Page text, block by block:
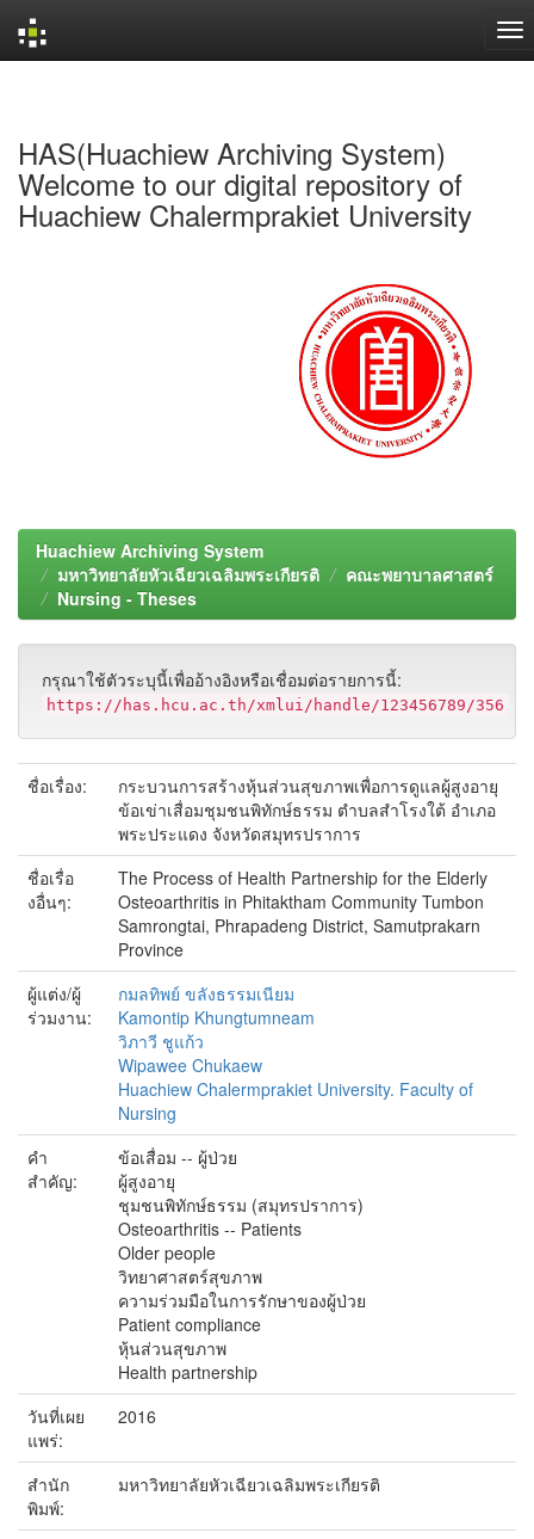
HAS(Huachiew Archiving System)
Welcome to our digital repository of
Huachiew Chalermprakiet University
Huachiew Archiving System
มหาวิทยาลัยหัวเฉียวเฉลิมพระเกียรติ
คณะพยาบาลศาสตร์
Nursing - Theses
กรุณาใช้ตัวระบุนี้เพื่ออ้างอิงหรือเชื่อมต่อรายการนี้:
https://has.hcu.ac.th/xmlui/handle/123456789/356
ชื่อเรื่อง:
กระบวนการสร้างหุ้นส่วนสุขภาพเพื่อการดูแลผู้สูงอายุ
ข้อเข่าเสื่อมชุมชนพิทักษ์ธรรม ตำบลสำโรงใต้ อำเภอ
พระประแดง จังหวัดสมุทรปราการ
ชื่อเรื่อ
งอื่นๆ:
The Process of Health Partnership for the Elderly
Osteoarthritis in Phitaktham Community Tumbon
Samrongtai, Phrapadeng District, Samutprakarn
Province
ผู้แต่ง/ผู้
ร่วมงาน:
กมลทิพย์ ขลังธรรมเนียม
Kamontip Khungtumneam
วิภาวี ชูแก้ว
Wipawee Chukaew
Huachiew Chalermprakiet University. Faculty of
Nursing
คำ
สำคัญ:
ข้อเสื่อม -- ผู้ป่วย
ผู้สูงอายุ
ชุมชนพิทักษ์ธรรม (สมุทรปราการ)
Osteoarthritis -- Patients
Older people
วิทยาศาสตร์สุขภาพ
ความร่วมมือในการรักษาของผู้ป่วย
Patient compliance
หุ้นส่วนสุขภาพ
Health partnership
วันที่เผย
แพร่:
2016
สำนัก
พิมพ์:
มหาวิทยาลัยหัวเฉียวเฉลิมพระเกียรติ